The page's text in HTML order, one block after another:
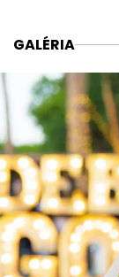
GALÉRIA